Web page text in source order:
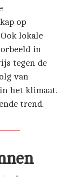
op
lokale
in
tegen de
van
het klimaat.
trend.